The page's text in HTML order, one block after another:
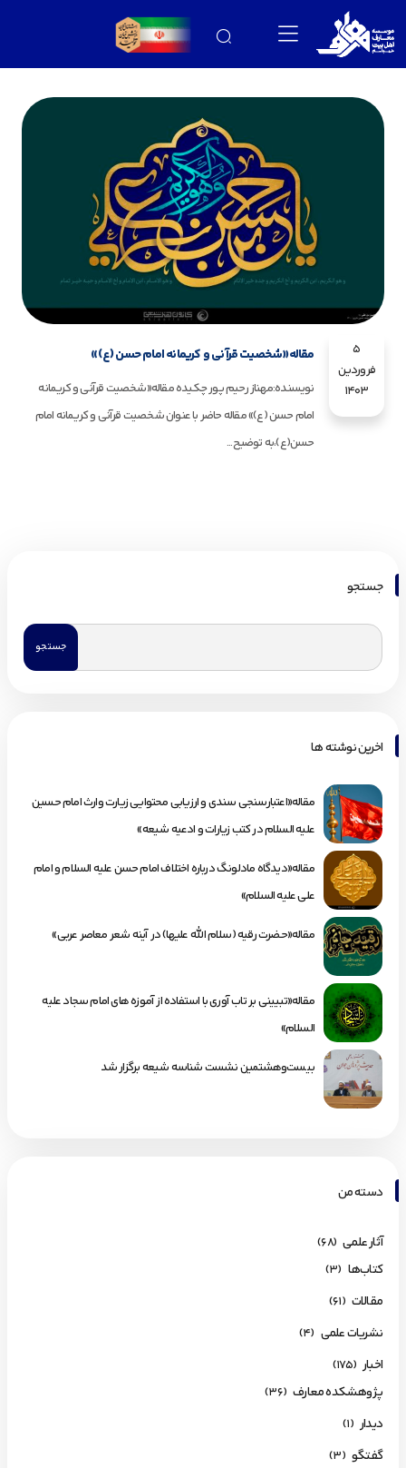
5
فروردین
1403
مقاله«شخصیت قرآنی و کریمانه امام حسن (ع)»
نویسنده:مهناز رحیم پور چکیده مقاله«شخصیت قرآنی و کریمانه
امام حسن (ع)» مقالە حاضر با عنوان شخصیت قرآنی و کریمانە امام
حسن(ع)،به توضیح...
جستجو
اخرین نوشته ها
مقاله«اعتبارسنجی سندی و ارزیابی محتوایی زیارت وارث امام حسین
علیه السلام در کتب زیارات و ادعیه شیعه»
مقاله«دیدگاه مادلونگ درباره اختلاف امام حسن علیه السلام و امام
علی علیه السلام»
مقاله«حضرت رقیه (سلام الله علیها) در آینه شعر معاصر عربی»
مقاله«تبیینی بر تاب آوری با استفاده از آموزه های امام سجاد علیه
السلام»
بیست‌وهشتمین نشست شناسه شیعه برگزار شد
دسته من
آثار علمی (68)
کتاب‌ها (3)
مقالات (61)
نشریات علمی (4)
اخبار (175)
پژوهشکده معارف (36)
دیدار (1)
گفتگو (3)